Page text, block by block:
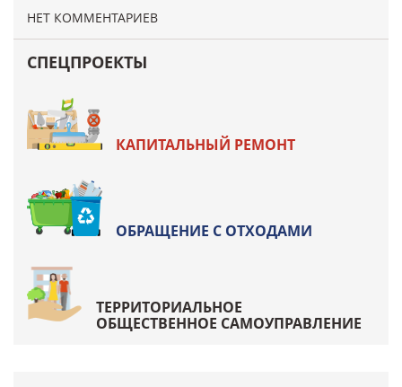
НЕТ КОММЕНТАРИЕВ
СПЕЦПРОЕКТЫ
КАПИТАЛЬНЫЙ РЕМОНТ
ОБРАЩЕНИЕ С ОТХОДАМИ
ТЕРРИТОРИАЛЬНОЕ
ОБЩЕСТВЕННОЕ САМОУПРАВЛЕНИЕ